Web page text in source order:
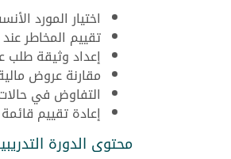
اختيار المورد
تقييم المخاطر
إعداد وثيقة
مقارنة عروض
التفاوض في
إعادة تقييم
محتوى الدورة